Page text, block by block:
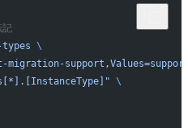
記
\
migration-
\